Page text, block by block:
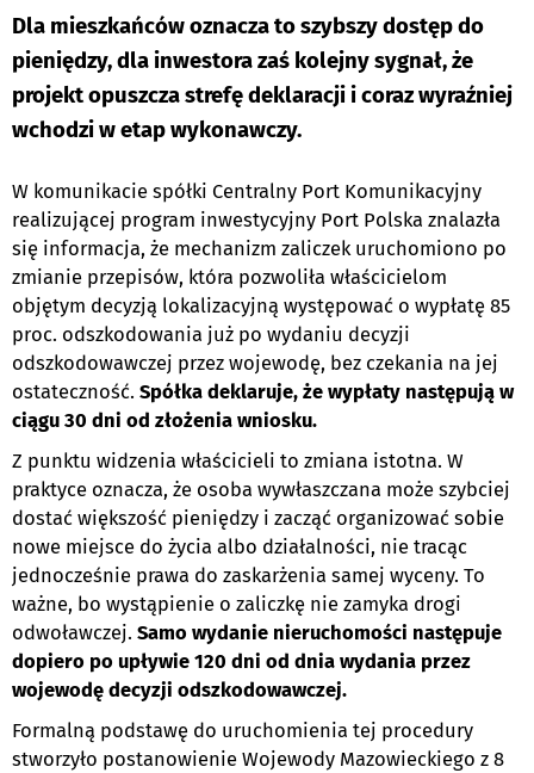
Dla mieszkańców oznacza to szybszy dostęp do
pieniędzy, dla inwestora zaś kolejny sygnał, że
projekt opuszcza strefę deklaracji i coraz wyraźniej
wchodzi w etap wykonawczy.
W komunikacie spółki Centralny Port Komunikacyjny
realizującej program inwestycyjny Port Polska znalazła
się informacja, że mechanizm zaliczek uruchomiono po
zmianie przepisów, która pozwoliła właścicielom
objętym decyzją lokalizacyjną występować o wypłatę 85
proc. odszkodowania już po wydaniu decyzji
odszkodowawczej przez wojewodę, bez czekania na jej
ostateczność. Spółka deklaruje, że wypłaty następują w
ciągu 30 dni od złożenia wniosku.
Z punktu widzenia właścicieli to zmiana istotna. W
praktyce oznacza, że osoba wywłaszczana może szybciej
dostać większość pieniędzy i zacząć organizować sobie
nowe miejsce do życia albo działalności, nie tracąc
jednocześnie prawa do zaskarżenia samej wyceny. To
ważne, bo wystąpienie o zaliczkę nie zamyka drogi
odwoławczej. Samo wydanie nieruchomości następuje
dopiero po upływie 120 dni od dnia wydania przez
wojewodę decyzji odszkodowawczej.
Formalną podstawę do uruchomienia tej procedury
stworzyło postanowienie Wojewody Mazowieckiego z 8